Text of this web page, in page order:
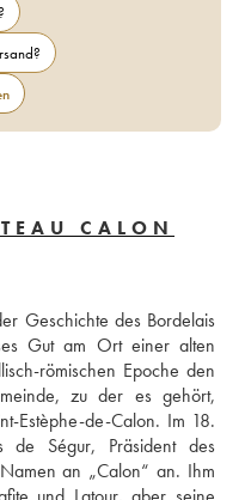
CALON
Geschichte des Bordelais
Gut am Ort einer alten
römischen Epoche den
zu der es gehört,
Estèphe-de-Calon. Im 18.
de Ségur, Präsident des
an „Calon“ an. Ihm